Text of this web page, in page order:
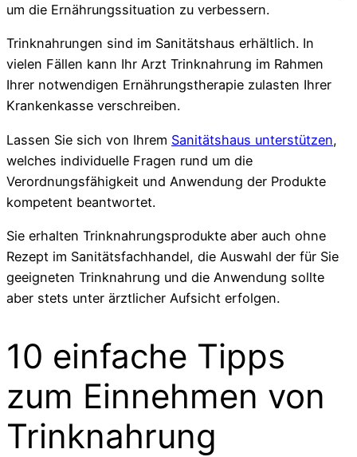
um die Ernährungssituation zu verbessern.
Trinknahrungen sind im Sanitätshaus erhältlich. In
vielen Fällen kann Ihr Arzt Trinknahrung im Rahmen
Ihrer notwendigen Ernährungstherapie zulasten Ihrer
Krankenkasse verschreiben.
Lassen Sie sich von Ihrem Sanitätshaus unterstützen,
welches individuelle Fragen rund um die
Verordnungsfähigkeit und Anwendung der Produkte
kompetent beantwortet.
Sie erhalten Trinknahrungsprodukte aber auch ohne
Rezept im Sanitätsfachhandel, die Auswahl der für Sie
geeigneten Trinknahrung und die Anwendung sollte
aber stets unter ärztlicher Aufsicht erfolgen.
10 einfache Tipps
zum Einnehmen von
Trinknahrung